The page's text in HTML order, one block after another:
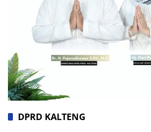
DPRD KALTENG